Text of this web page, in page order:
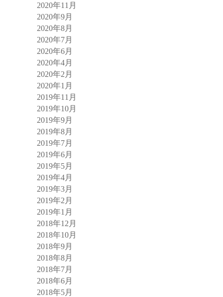
2020年11月
2020年9月
2020年8月
2020年7月
2020年6月
2020年4月
2020年2月
2020年1月
2019年11月
2019年10月
2019年9月
2019年8月
2019年7月
2019年6月
2019年5月
2019年4月
2019年3月
2019年2月
2019年1月
2018年12月
2018年10月
2018年9月
2018年8月
2018年7月
2018年6月
2018年5月